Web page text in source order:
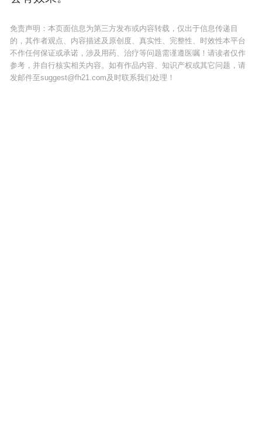
免责声明：本页面信息为第三方发布或内容转载，仅出于信息传递目
的，其作者观点、内容描述及原创度、真实性、完整性、时效性本平台
不作任何保证或承诺，涉及用药、治疗等问题需谨遵医嘱！请读者仅作
参考，并自行核实相关内容。如有作品内容、知识产权或其它问题，请
发邮件至suggest@fh21.com及时联系我们处理！